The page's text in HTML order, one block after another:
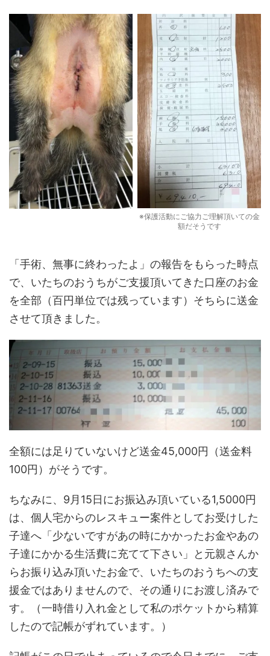
※保護活動にご協力ご理解頂いての金
額だそうです
「手術、無事に終わったよ」の報告をもらった時点
で、いたちのおうちがご支援頂いてきた口座のお金
を全部（百円単位では残っています）そちらに送金
させて頂きました。
全額には足りていないけど送金45,000円（送金料
100円）がそうです。
ちなみに、9月15日にお振込み頂いている1,5000円
は、個人宅からのレスキュー案件としてお受けした
子達へ「少ないですがあの時にかかったお金やあの
子達にかかる生活費に充てて下さい」と元親さんか
らお振り込み頂いたお金で、いたちのおうちへの支
援金ではありませんので、その通りにお渡し済みで
す。（一時借り入れ金として私のポケットから精算
したので記帳がずれています。）